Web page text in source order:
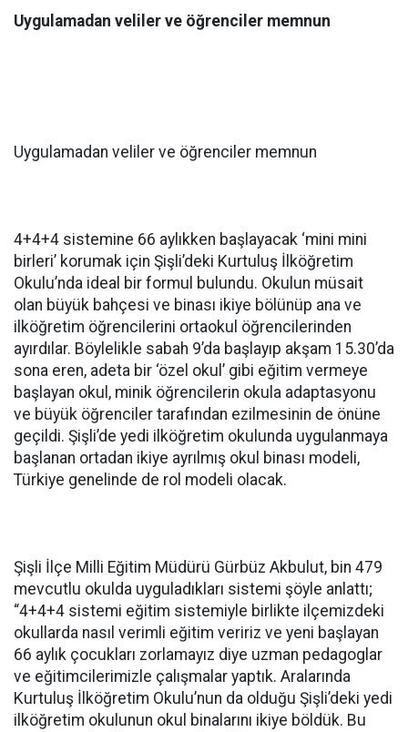
Uygulamadan veliler ve öğrenciler memnun
Uygulamadan veliler ve öğrenciler memnun
4+4+4 sistemine 66 aylıkken başlayacak ‘mini mini
birleri’ korumak için Şişli’deki Kurtuluş İlköğretim
Okulu’nda ideal bir formul bulundu. Okulun müsait
olan büyük bahçesi ve binası ikiye bölünüp ana ve
ilköğretim öğrencilerini ortaokul öğrencilerinden
ayırdılar. Böylelikle sabah 9’da başlayıp akşam 15.30’da
sona eren, adeta bir ‘özel okul’ gibi eğitim vermeye
başlayan okul, minik öğrencilerin okula adaptasyonu
ve büyük öğrenciler tarafından ezilmesinin de önüne
geçildi. Şişli’de yedi ilköğretim okulunda uygulanmaya
başlanan ortadan ikiye ayrılmış okul binası modeli,
Türkiye genelinde de rol modeli olacak.
Şişli İlçe Milli Eğitim Müdürü Gürbüz Akbulut, bin 479
mevcutlu okulda uyguladıkları sistemi şöyle anlattı;
“4+4+4 sistemi eğitim sistemiyle birlikte ilçemizdeki
okullarda nasıl verimli eğitim veririz ve yeni başlayan
66 aylık çocukları zorlamayız diye uzman pedagoglar
ve eğitimcilerimizle çalışmalar yaptık. Aralarında
Kurtuluş İlköğretim Okulu’nun da olduğu Şişli’deki yedi
ilköğretim okulunun okul binalarını ikiye böldük. Bu